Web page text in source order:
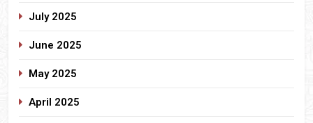
July 2025
June 2025
May 2025
April 2025